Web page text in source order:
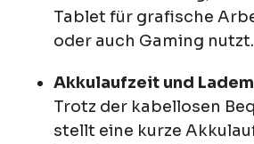
Tablet für grafische
oder auch Gaming nutzt.
Akkulaufzeit und
Trotz der kabellosen
stellt eine kurze